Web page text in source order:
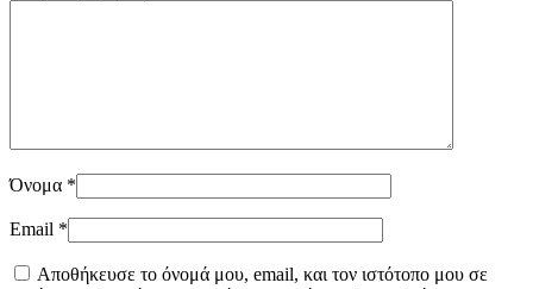
Όνομα *
Email *
Αποθήκευσε το όνομά μου, email, και τον ιστότοπο μου σε